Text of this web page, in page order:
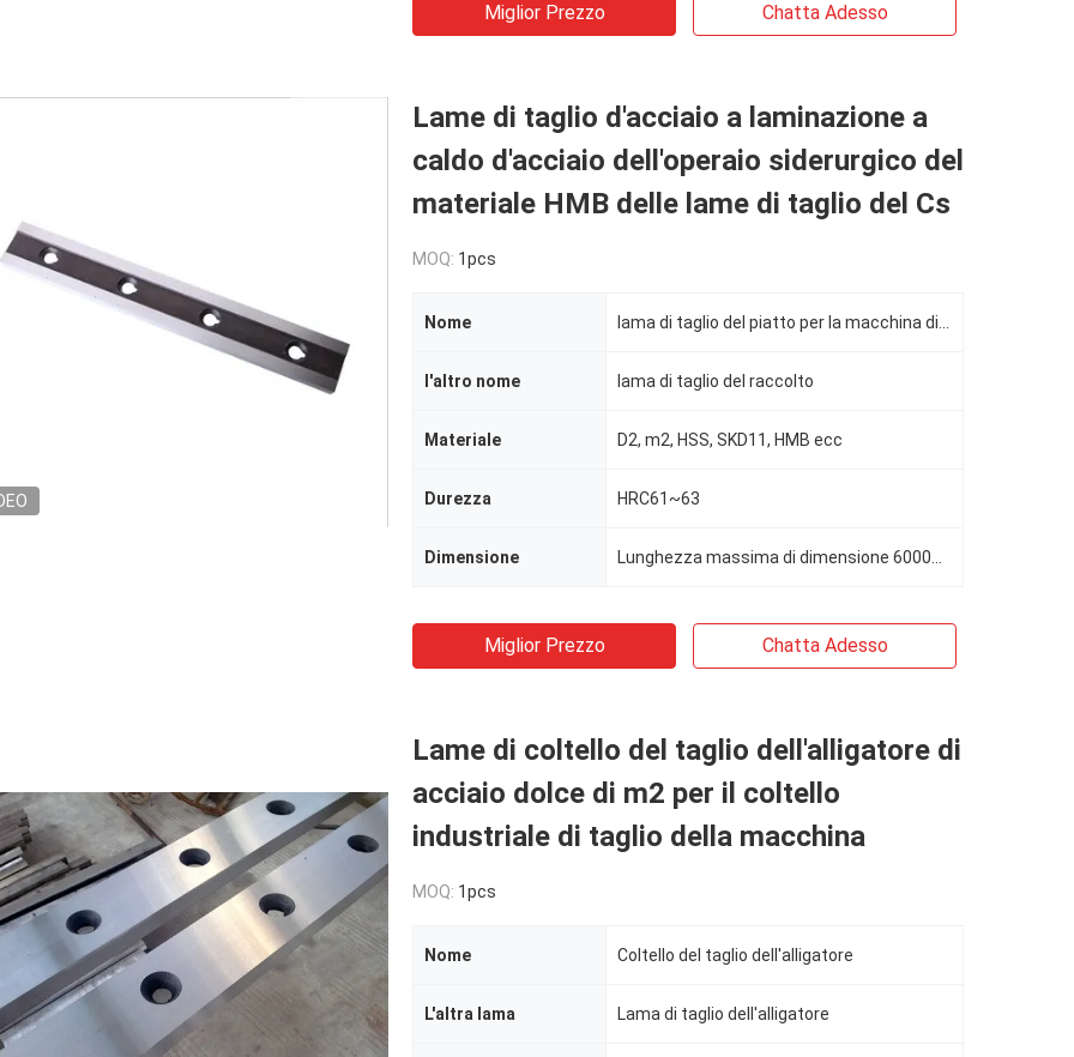
Miglior Prezzo Chatta Adesso
Lame di taglio d'acciaio a laminazione a
caldo d'acciaio dell'operaio siderurgico del
materiale HMB delle lame di taglio del Cs
MOQ: 1pcs
Nome
l'altro nome lama di taglio del raccolto
Materiale D2, m2, HSS, SKD11, HMB ecc
Durezza HRC61~63
Dimensione
Miglior Prezzo Chatta Adesso
Lame di coltello del taglio dell'alligatore di
acciaio dolce di m2 per il coltello
industriale di taglio della macchina
MOQ: 1pcs
Nome Coltello del taglio dell'alligatore
L'altra lama Lama di taglio dell'alligatore